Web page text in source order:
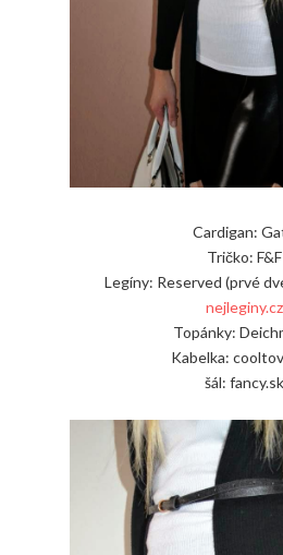
Cardigan:
Tričko: F&F
Legíny: Reserved (prvé
nejleginy.cz
Topánky:
Kabelka:
šál: fancy.sk